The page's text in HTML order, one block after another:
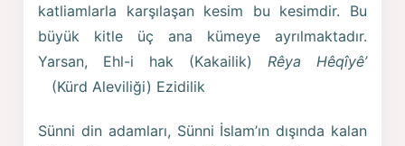
katliamlarla karşılaşan kesim bu kesimdir. Bu
büyük kitle üç ana kümeye ayrılmaktadır.
Yarsan, Ehl-i hak (Kakailik) Rêya Hêqîyê’
(Kürd Aleviliği) Ezidilik
Sünni din adamları, Sünni İslam’ın dışında kalan